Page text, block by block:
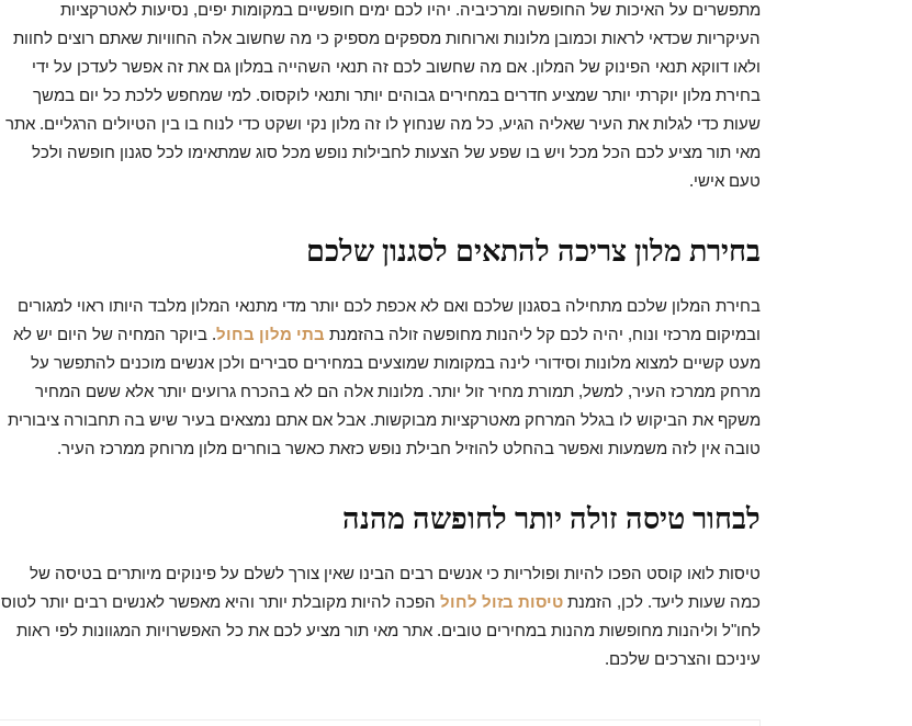
מתפשרים על האיכות של החופשה ומרכיביה. יהיו לכם ימים חופשיים במקומות יפים, נסיעות לאטרקציות
העיקריות שכדאי לראות וכמובן מלונות וארוחות מספקים מספיק כי מה שחשוב אלה החוויות שאתם רוצים לחוות
ולאו דווקא תנאי הפינוק של המלון. אם מה שחשוב לכם זה תנאי השהייה במלון גם את זה אפשר לעדכן על ידי
בחירת מלון יוקרתי יותר שמציע חדרים במחירים גבוהים יותר ותנאי לוקסוס. למי שמחפש ללכת כל יום במשך
שעות כדי לגלות את העיר שאליה הגיע, כל מה שנחוץ לו זה מלון נקי ושקט כדי לנוח בו בין הטיולים הרגליים. אתר
מאי תור מציע לכם הכל מכל ויש בו שפע של הצעות לחבילות נופש מכל סוג שמתאימו לכל סגנון חופשה ולכל
טעם אישי.
בחירת מלון צריכה להתאים לסגנון שלכם
בחירת המלון שלכם מתחילה בסגנון שלכם ואם לא אכפת לכם יותר מדי מתנאי המלון מלבד היותו ראוי למגורים
ובמיקום מרכזי ונוח, יהיה לכם קל ליהנות מחופשה זולה בהזמנת בתי מלון בחול. ביוקר המחיה של היום יש לא
מעט קשיים למצוא מלונות וסידורי לינה במקומות שמוצעים במחירים סבירים ולכן אנשים מוכנים להתפשר על
מרחק ממרכז העיר, למשל, תמורת מחיר זול יותר. מלונות אלה הם לא בהכרח גרועים יותר אלא ששם המחיר
משקף את הביקוש לו בגלל המרחק מאטרקציות מבוקשות. אבל אם אתם נמצאים בעיר שיש בה תחבורה ציבורית
טובה אין לזה משמעות ואפשר בהחלט להוזיל חבילת נופש כזאת כאשר בוחרים מלון מרוחק ממרכז העיר.
לבחור טיסה זולה יותר לחופשה מהנה
טיסות לואו קוסט הפכו להיות ופולריות כי אנשים רבים הבינו שאין צורך לשלם על פינוקים מיותרים בטיסה של
כמה שעות ליעד. לכן, הזמנת טיסות בזול לחול הפכה להיות מקובלת יותר והיא מאפשר לאנשים רבים יותר לטוס
לחו"ל וליהנות מחופשות מהנות במחירים טובים. אתר מאי תור מציע לכם את כל האפשרויות המגוונות לפי ראות
עיניכם והצרכים שלכם.